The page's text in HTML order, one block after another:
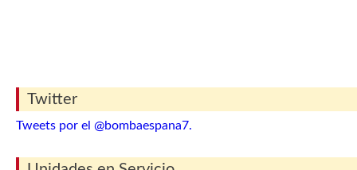
Twitter
Tweets por el @bombaespana7.